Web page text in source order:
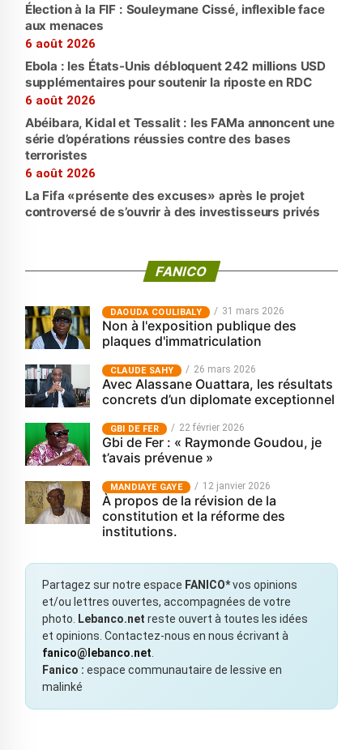
Élection à la FIF : Souleymane Cissé, inflexible face
aux menaces
6 août 2026
Ebola : les États-Unis débloquent 242 millions USD
supplémentaires pour soutenir la riposte en RDC
6 août 2026
Abéibara, Kidal et Tessalit : les FAMa annoncent une
série d’opérations réussies contre des bases
terroristes
6 août 2026
La Fifa «présente des excuses» après le projet
controversé de s’ouvrir à des investisseurs privés
FANICO
‎DAOUDA COULIBALY 31 mars 2026
Non à l'exposition publique des
plaques d'immatriculation
CLAUDE SAHY 26 mars 2026
Avec Alassane Ouattara, les résultats
concrets d’un diplomate exceptionnel
GBI DE FER 22 février 2026
Gbi de Fer : « Raymonde Goudou, je
t’avais prévenue »
MANDIAYE GAYE 12 janvier 2026
À propos de la révision de la
constitution et la réforme des
institutions.
Partagez sur notre espace FANICO*vos opinions
et/ou lettres ouvertes, accompagnées de votre
photo.
Lebanco.net reste ouvert à toutes les idées
et opinions. Contactez-nous en nous écrivant à
fanico@lebanco.net
Fanico : espace communautaire de lessive en
malinké